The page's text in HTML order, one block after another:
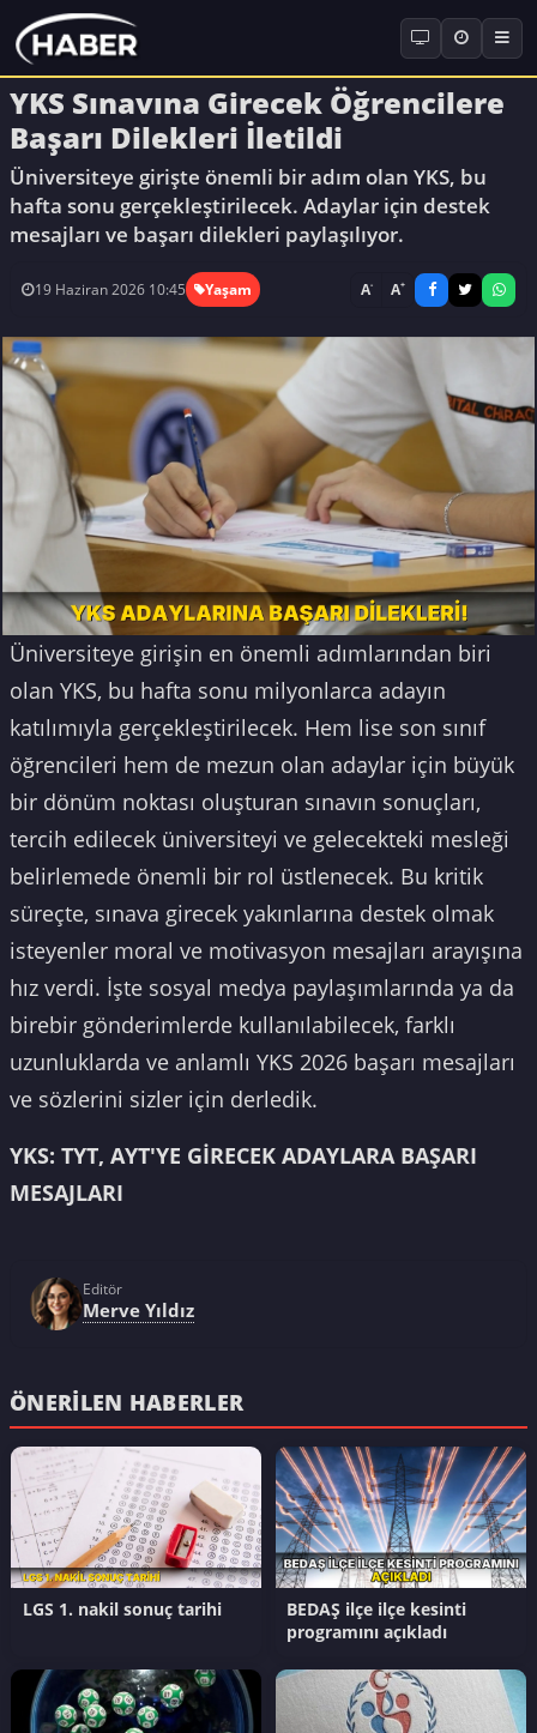
YKS Sınavına Girecek Öğrencilere
Başarı Dilekleri İletildi
Üniversiteye girişte önemli bir adım olan YKS, bu
hafta sonu gerçekleştirilecek. Adaylar için destek
mesajları ve başarı dilekleri paylaşılıyor.
19 Haziran 2026 10:45 Yaşam A- A+
Üniversiteye girişin en önemli adımlarından biri
olan YKS, bu hafta sonu milyonlarca adayın
katılımıyla gerçekleştirilecek. Hem lise son sınıf
öğrencileri hem de mezun olan adaylar için büyük
bir dönüm noktası oluşturan sınavın sonuçları,
tercih edilecek üniversiteyi ve gelecekteki mesleği
belirlemede önemli bir rol üstlenecek. Bu kritik
süreçte, sınava girecek yakınlarına destek olmak
isteyenler moral ve motivasyon mesajları arayışına
hız verdi. İşte sosyal medya paylaşımlarında ya da
birebir gönderimlerde kullanılabilecek, farklı
uzunluklarda ve anlamlı YKS 2026 başarı mesajları
ve sözlerini sizler için derledik.
YKS: TYT, AYT'YE GİRECEK ADAYLARA BAŞARI
MESAJLARI
Editör
Merve Yıldız
ÖNERILEN HABERLER
LGS 1. nakil sonuç tarihi
BEDAŞ ilçe ilçe kesinti
programını açıkladı